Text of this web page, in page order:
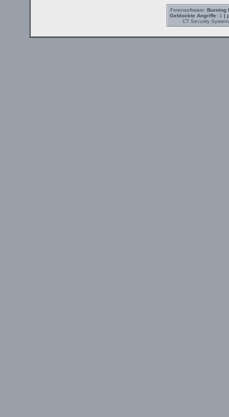
Forensoftware: Burning
Geblockte Angriffe:1 |
CT Security